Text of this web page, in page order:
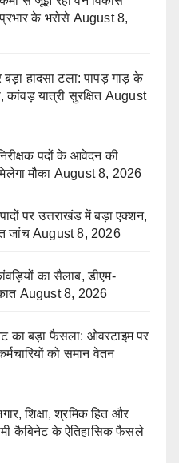
के भरोसे August 8,
हादसा टला: पापड़ गाड़ के
यात्री सुरक्षित August
पदों के आवेदन की
मौका August 8, 2026
पर उत्तराखंड में बड़ा एक्शन,
जांच August 8, 2026
का सैलाब, डीएम-
August 8, 2026
का बड़ा फैसला: ओवरटाइम पर
को समान वेतन
शिक्षा, श्रमिक हित और
कैबिनेट के ऐतिहासिक फैसले